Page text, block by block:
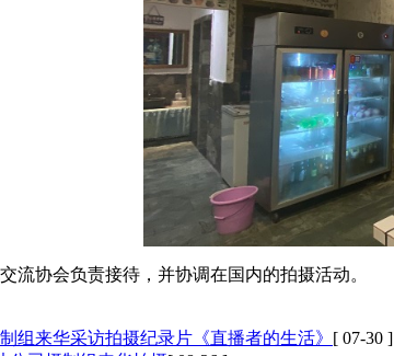
流协会负责接待，并协调在国内的拍摄活动。
组来华采访拍摄纪录片《直播者的生活》 [ 07-30 ]